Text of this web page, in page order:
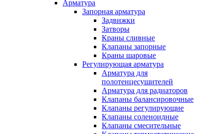
Арматура
Запорная арматура
Задвижки
Затворы
Краны сливные
Клапаны запорные
Краны шаровые
Регулирующая арматура
Арматура для
полотенцесушителей
Арматура для радиаторов
Клапаны балансировочные
Клапаны регулирующие
Клапаны соленоидные
Клапаны смесительные